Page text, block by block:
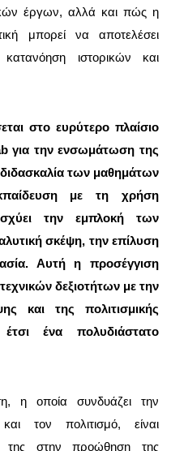
έργων, αλλά και πώς η
μπορεί να αποτελέσει
ιστορικών και
στο ευρύτερο πλαίσιο
για την ενσωμάτωση της
των μαθημάτων
με τη χρήση
την εμπλοκή των
σκέψη, την επίλυση
Αυτή η προσέγγιση
δεξιοτήτων με την
και της πολιτισμικής
ένα πολυδιάστατο
η οποία συνδυάζει την
τον πολιτισμό, είναι
της στην προώθηση της